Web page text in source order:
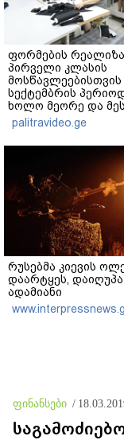
ფორმების
პირველი კლასის
მოსწავლეებისთვის
სექტემბრის
ხოლო მეორე და
ეტაპებზე...
palitravideo.ge
რუსებმა კიევის
დაარტყეს, დაიღუპა
ადამიანი
ფინანსები /